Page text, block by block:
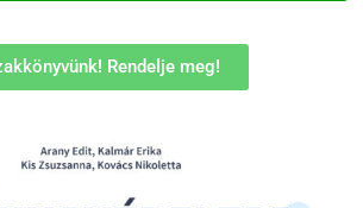
Rendelje meg!